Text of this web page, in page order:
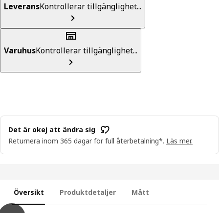
LeveransKontrollerar tillgänglighet...
VaruhusKontrollerar tillgänglighet...
Det är okej att ändra sig
Returnera inom 365 dagar för full återbetalning*. Läs mer.
Översikt Produktdetaljer Mått